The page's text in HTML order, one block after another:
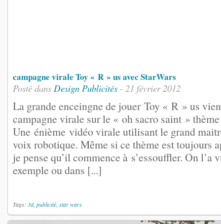
campagne virale Toy « R » us avec StarWars
Posté dans Design Publicités - 21 février 2012
La grande enceingne de jouer Toy « R » us
campagne virale sur le « oh sacro saint »
Une énième vidéo virale utilisant le grand
voix robotique. Même si ce thème est toujours
je pense qu’il commence à s’essouffler. On l’a
exemple ou dans [...]
Tags: 3d, publicité star wars